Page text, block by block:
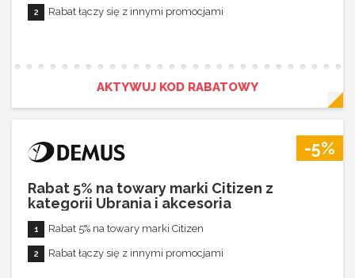
Rabat 5% na towary marki Fossil
Rabat łączy się z innymi promocjami
AKTYWUJ KOD RABATOWY
-5%
Rabat 5% na towary marki Citizen z
kategorii Ubrania i akcesoria
Rabat 5% na towary marki Citizen
Rabat łączy się z innymi promocjami